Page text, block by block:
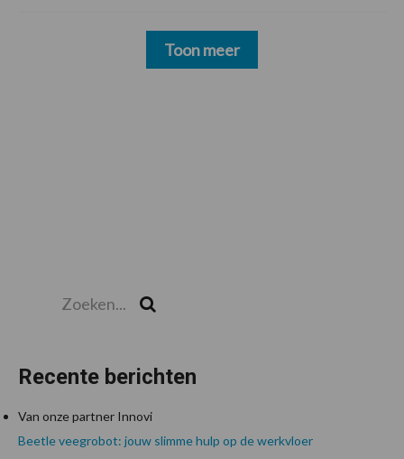
Toon meer
Recente berichten
Van onze partner Innovi
Beetle veegrobot: jouw slimme hulp op de werkvloer